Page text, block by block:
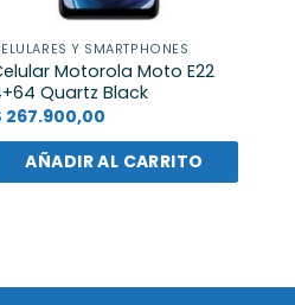
Y SMARTPHONES
Motorola Moto E22
Quartz Black
267.900,00
AÑADIR AL CARRITO